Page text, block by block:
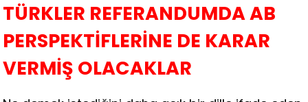
TÜRKLER REFERANDUMDA AB
PERSPEKTİFLERİNE DE KARAR
VERMİŞ OLACAKLAR